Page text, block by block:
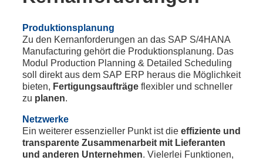
Produktionsplanung
Zu den Kernanforderungen an das SAP S/4HANA
Manufacturing gehört die Produktionsplanung. Das
Modul Production Planning & Detailed Scheduling
soll direkt aus dem SAP ERP heraus die Möglichkeit
bieten, Fertigungsaufträge flexibler und schneller
zu planen.
Netzwerke
Ein weiterer essenzieller Punkt ist die effiziente und
transparente Zusammenarbeit mit Lieferanten
und anderen Unternehmen. Vielerlei Funktionen,